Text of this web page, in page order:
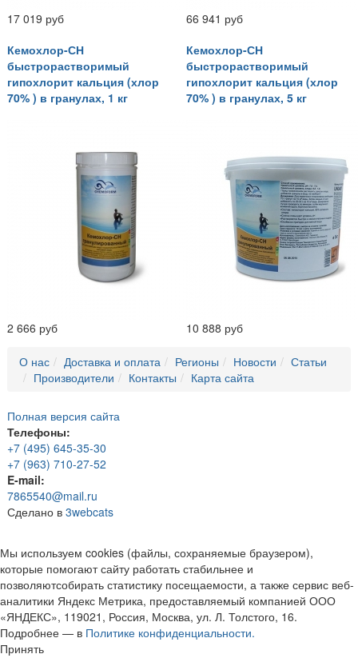
17 019 руб
66 941 руб
Кемохлор-СН
быстрорастворимый
гипохлорит кальция (хлор
70% ) в гранулах, 1 кг
2 666 руб
Кемохлор-СН
быстрорастворимый
гипохлорит кальция (хлор
70% ) в гранулах, 5 кг
10 888 руб
О нас Доставка и оплата Регионы Новости
Статьи
Производители
Контакты Карта сайта
Полная версия сайта
Телефоны:
+7 (495) 645-35-30
+7 (963) 710-27-52
E-mail:
7865540@mail.ru
Сделано в 3webcats
Мы используем cookies (файлы, сохраняемые браузером),
которые помогают сайту работать стабильнее и
позволяютсобирать статистику посещаемости, а также сервис веб-
аналитики Яндекс Метрика, предоставляемый компанией ООО
«ЯНДЕКС», 119021, Россия, Москва, ул. Л. Толстого, 16.
Подробнее — в Политике конфиденциальности.
Принять